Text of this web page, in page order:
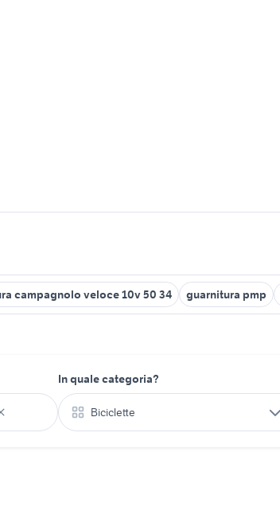
campagnolo veloce 10v 50 34 guarnitura pmp
In quale categoria?
Biciclette